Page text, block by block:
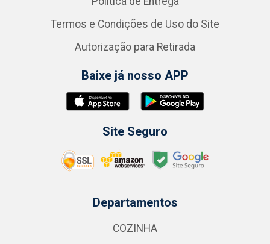
Termos e Condições de Uso do Site
Autorização para Retirada
Baixe já nosso APP
Site Seguro
Departamentos
COZINHA